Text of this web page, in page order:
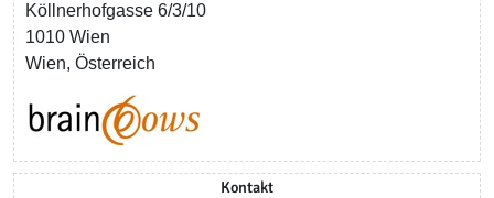
Köllnerhofgasse 6/3/10
1010 Wien
Wien, Österreich
Kontakt